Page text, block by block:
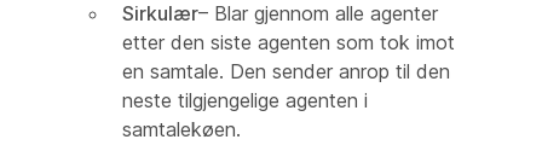
Sirkulær– Blar gjennom alle agenter
etter den siste agenten som tok imot
en samtale. Den sender anrop til den
neste tilgjengelige agenten i
samtalekøen.